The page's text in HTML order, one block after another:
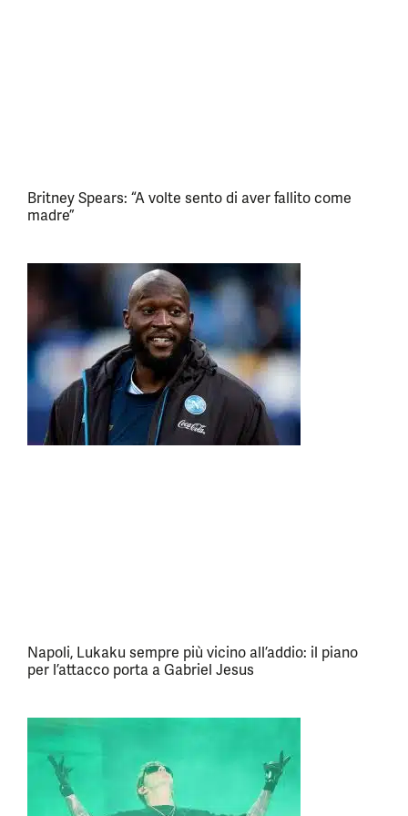
Britney Spears: “A volte sento di aver fallito come
madre”
Napoli, Lukaku sempre più vicino all’addio: il piano
per l’attacco porta a Gabriel Jesus